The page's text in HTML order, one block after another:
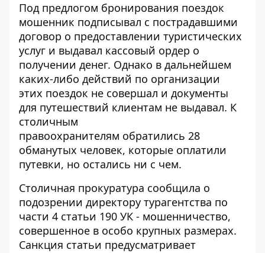
Под предлогом бронирования поездок
мошенник подписывал с пострадавшими
договор о предоставлении туристических
услуг и выдавал кассовый ордер о
получении денег. Однако в дальнейшем
каких-либо действий по организации
этих поездок не совершал и документы
для путешествий клиентам не выдавал. К
столичным
правоохранителям обратились 28
обманутых человек, которые оплатили
путевки, но остались ни с чем.
Столичная прокуратура сообщила о
подозрении директору турагентства по
части 4 статьи 190 УК - мошенничество,
совершенное в особо крупных размерах.
Санкция статьи предусматривает